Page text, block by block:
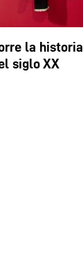
la historia
siglo XX